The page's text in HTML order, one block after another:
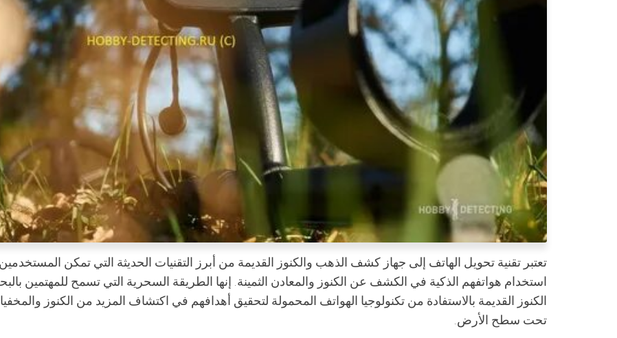
تعتبر تقنية تحويل الهاتف إلى جهاز كشف الذهب والكنوز القديمة من أبرز التقنيات الحديثة التي تمكن
استخدام هواتفهم الذكية في الكشف عن الكنوز والمعادن الثمينة. إنها الطريقة السحرية التي تسمح للمهتمين
الكنوز القديمة بالاستفادة من تكنولوجيا الهواتف المحمولة لتحقيق أهدافهم في اكتشاف المزيد من الكنوز
تحت سطح الأرض.